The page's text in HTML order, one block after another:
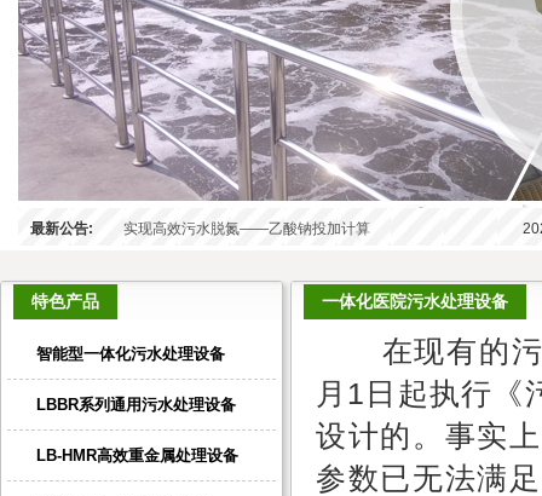
最新公告: 实现高效污水脱氮——乙酸钠投加计算
特色产品
智能型一体化污水处理设备
LBBR系列通用污水处理设备
LB-HMR高效重金属处理设备
一体化医院污水处理设备
在现有的
月 1 日起执行《
设计的。事实
参数已无法满